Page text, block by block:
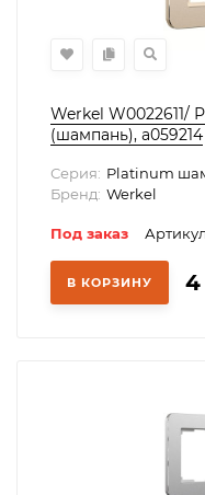
Werkel W0022611/
(шампань), a059214
Серия: Platinum
Бренд: Werkel
Под заказ
В КОРЗИНУ 4